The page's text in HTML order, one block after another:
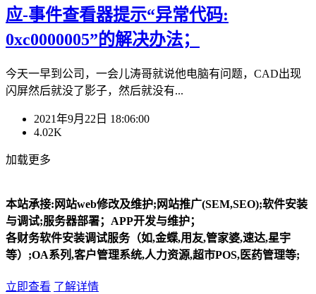
应-事件查看器提示“异常代码:
0xc0000005”的解决办法；
今天一早到公司，一会儿涛哥就说他电脑有问题，CAD出现
闪屏然后就没了影子，然后就没有...
2021年9月22日 18:06:00
4.02K
加载更多
本站承接:网站web修改及维护;网站推广(SEM,SEO);软件安装
与调试;服务器部署；APP开发与维护；
各财务软件安装调试服务（如,金蝶,用友,管家婆,速达,星宇
等）;OA系列,客户管理系统,人力资源,超市POS,医药管理等;
立即查看 了解详情